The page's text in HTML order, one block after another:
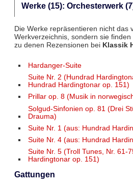
Werke (15): Orchesterwerk
Die Werke repräsentieren nicht das
Werkverzeichnis, sondern sie finden
zu denen Rezensionen bei Klassik
Hardanger-Suite
Suite Nr. 2 (Hundrad
Hundrad Hardingtonar op. 151)
Prillar op. 8 (Musik in
Solgud-Sinfonien op. 81 (Drei
Drauma)
Suite Nr. 1 (aus: Hundrad
Suite Nr. 4 (aus: Hundrad
Suite Nr. 5 (Troll Tunes, Nr. 61-
Hardingtonar op. 151)
Gattungen